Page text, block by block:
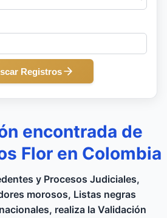
Registros
encontrada de
Flor en Colombia
y Procesos Judiciales,
morosos, Listas negras
realiza la Validación